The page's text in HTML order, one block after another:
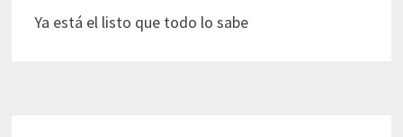
Ya está el listo que todo lo sabe